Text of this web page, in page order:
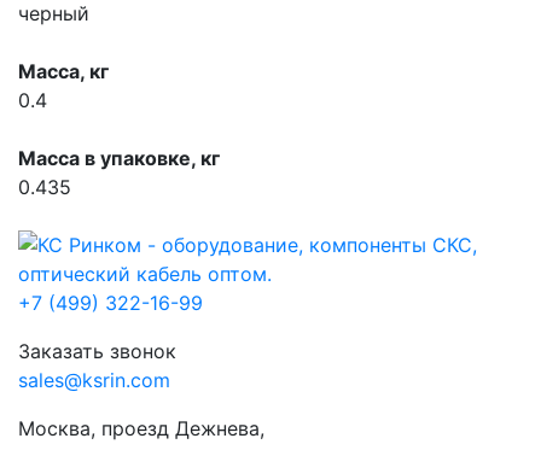
черный
Масса, кг
0.4
Масса в упаковке, кг
0.435
+7 (499) 322-16-99
Заказать звонок
sales@ksrin.com
Москва, проезд Дежнева,